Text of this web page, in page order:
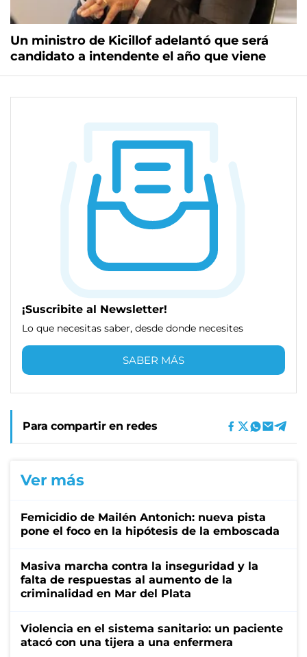
Un ministro de Kicillof adelantó que será
candidato a intendente el año que viene
¡Suscribite al Newsletter!
Lo que necesitas saber, desde donde necesites
SABER MÁS
Para compartir en redes
Ver más
Femicidio de Mailén Antonich: nueva pista
pone el foco en la hipótesis de la emboscada
Masiva marcha contra la inseguridad y la
falta de respuestas al aumento de la
criminalidad en Mar del Plata
Violencia en el sistema sanitario: un paciente
atacó con una tijera a una enfermera